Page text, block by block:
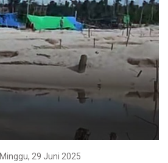
Minggu, 29 Juni 2025